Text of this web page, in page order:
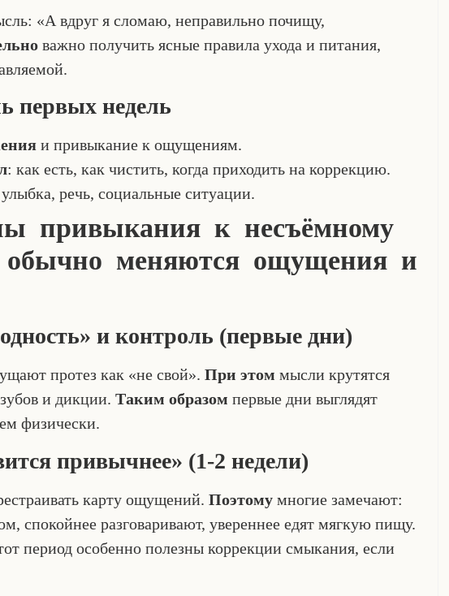
«А вдруг я сломаю, неправильно почищу,
важно получить ясные правила ухода и питания,
первых недель
и привыкание к ощущениям.
: как есть, как чистить, когда приходить на коррекцию.
речь, социальные ситуации.
привыкания к несъёмному
обычно меняются ощущения и
и контроль (первые дни)
протез как «не свой». При этом мысли крутятся
и дикции. Таким образом первые дни выглядят
физически.
привычнее» (1-2 недели)
карту ощущений. Поэтому многие замечают:
спокойнее разговаривают, увереннее едят мягкую пищу.
период особенно полезны коррекции смыкания, если